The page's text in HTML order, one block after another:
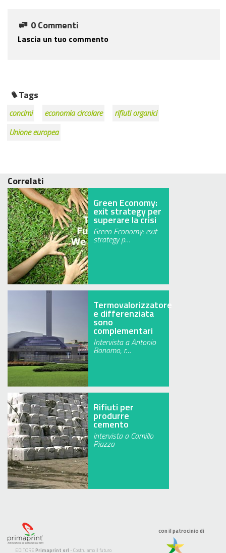
0 Commenti
Lascia un tuo commento
Tags
concimi economia circolare
rifiuti organici
Unione europea
Correlati
Green Economy:
exit strategy per
superare la crisi
Green Economy: exit
strategy p…
Termovalorizzatore
e differenziata
sono
complementari
Intervista a Antonio
Bonomo, r…
Rifiuti per
produrre
cemento
intervista a Camillo
Piazza
EDITORE Primaprint srl - Costruiamo il futuro
con il patrocinio di